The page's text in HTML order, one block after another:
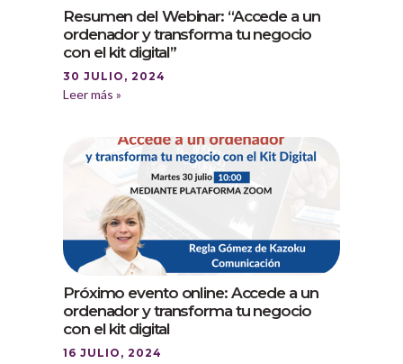
Resumen del Webinar: “Accede a un
ordenador y transforma tu negocio
con el kit digital”
30 JULIO, 2024
Leer más »
Próximo evento online: Accede a un
ordenador y transforma tu negocio
con el kit digital
16 JULIO, 2024